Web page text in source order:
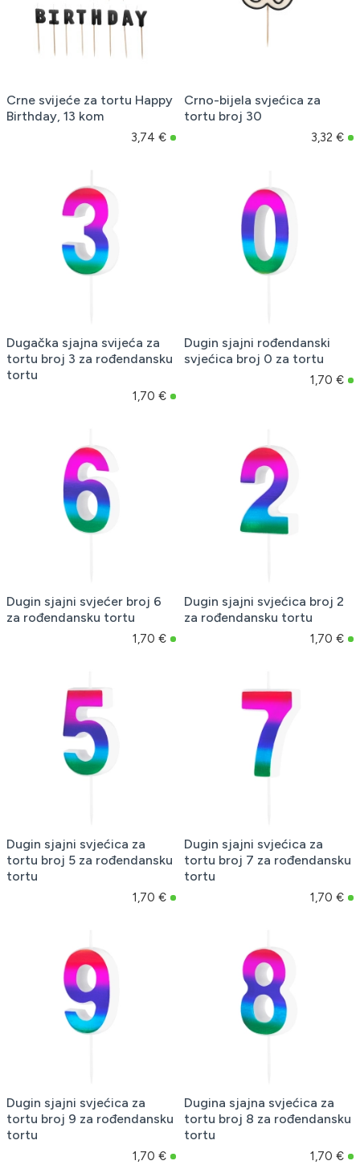
Crne svijeće za tortu Happy
Birthday, 13 kom
3,74 €
Crno-bijela svjećica za
tortu broj 30
3,32 €
Dugačka sjajna svijeća za
tortu broj 3 za rođendansku
tortu
1,70 €
Dugin sjajni rođendanski
svjećica broj 0 za tortu
1,70 €
Dugin sjajni svjećer broj 6
za rođendansku tortu
1,70 €
Dugin sjajni svjećica broj 2
za rođendansku tortu
1,70 €
Dugin sjajni svjećica za
tortu broj 5 za rođendansku
tortu
1,70 €
Dugin sjajni svjećica za
tortu broj 7 za rođendansku
tortu
1,70 €
Dugin sjajni svjećica za
tortu broj 9 za rođendansku
tortu
1,70 €
Dugina sjajna svjećica za
tortu broj 8 za rođendansku
tortu
1,70 €